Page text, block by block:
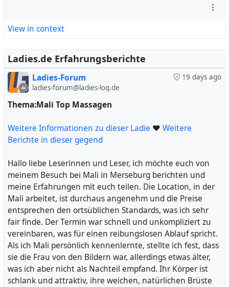
In diesem Sinne, bleiben Sie wachsam und genießen Sie
Mit freundlichen Grüßen,
#Teil#Dame#Bamberg
mich mit ihrem guten Deutsch. Ihr Alter schätze ich auf
30 Minuten, ohne weitere Extras.
Sie bot mir an, ihr Bad zu benutzen, und selbst
übernahm sie die gründliche Körperpflege. Dieser
Moment war sehr anregend und bereitete mich auf das
weitere Treffen vor. Im Vorspiel widmete ich mich ihren
verwöhnen. Zungenküsse waren zwar nicht sehr tief,
aber dennoch angenehm und inklusive. Das Fingern war
intensiven und vielseitigen Blowjob, der mich
begeisterte.
Daraufhin folgte der Geschlechtsverkehr, zunächst in
Missionarsstellung und dann im Doggystyle. Der
Höhepunkt wurde durch einen weiteren Blowjob
erreicht, was das Erlebnis abrundete. Nach der erneuten
Nutzung des Bades verabschiedete sie mich freundlich
und hinterließ einen positiven Eindruck.
Insgesamt war es eine zufriedenstellende Erfahrung, und
ich würde gerne wiederkehren, insbesondere wenn keine
besseren Alternativen in der Nähe verfügbar sind. Die
View in context
Ladies.de Erfahrungsberichte
19 days ago
Ladies-Forum
ladies-forum@ladies-log.de
Thema:Mali Top Massagen
Weitere Informationen zu dieser Ladie ❤ Weitere
Berichte in dieser gegend
Hallo liebe Leserinnen und Leser, ich möchte euch von
meinem Besuch bei Mali in Merseburg berichten und
meine Erfahrungen mit euch teilen. Die Location, in der
Mali arbeitet, ist durchaus angenehm und die Preise
entsprechen den ortsüblichen Standards, was ich sehr
fair finde. Der Termin war schnell und unkompliziert zu
vereinbaren, was für einen reibungslosen Ablauf spricht.
Als ich Mali persönlich kennenlernte, stellte ich fest, dass
sie die Frau von den Bildern war, allerdings etwas älter,
was ich aber nicht als Nachteil empfand. Ihr Körper ist
schlank und attraktiv, ihre weichen, natürlichen Brüste